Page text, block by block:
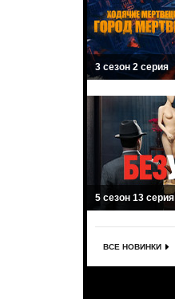
3 сезон 2 серия
5 сезон 13 серия
ВСЕ НОВИНКИ